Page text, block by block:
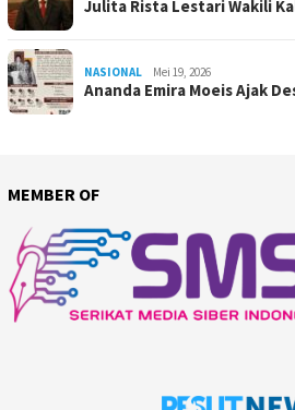
Julita Rista Lestari Wakili
NASIONAL Mei 19, 2026
Ananda Emira Moeis Ajak
MEMBER OF